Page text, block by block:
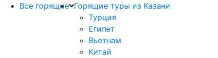
Все горящие Горящие туры из Казани
Турция
Египет
Вьетнам
Китай